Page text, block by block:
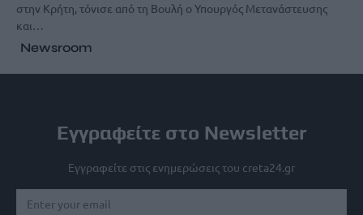
στην Κρήτη, τόνισε από τη Βουλή ο Υπουργός Μετανάστευσης
και…
Newsroom
Εγγραφείτε στο Newsletter
Εγγραφείτε στις ενημερώσεις του creta24.gr